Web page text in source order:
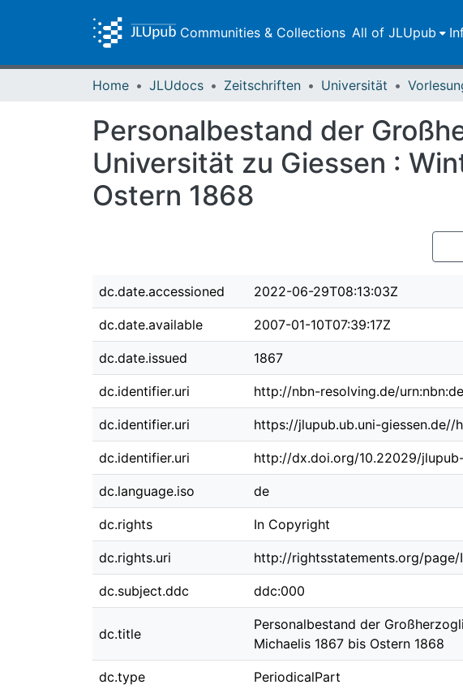
Communities & Collections All of JLUpub
Home JLUdocs Zeitschriften Universität
Personalbestand der
Universität zu Giessen :
Ostern 1868
dc.date.accessioned 2022-06-29T08:13:03Z
dc.date.available 2007-01-10T07:39:17Z
dc.date.issued 1867
dc.identifier.uri http://nbn-resolving.de/
dc.identifier.uri https://jlupub.ub.uni-giessen.de//
dc.identifier.uri http://dx.doi.org/10.22029/
dc.language.iso de
dc.rights In Copyright
dc.rights.uri http://rightsstatements.org/page/
dc.subject.ddc ddc:000
dc.title
Personalbestand der
Michaelis 1867 bis Ostern 1868
dc.type PeriodicalPart